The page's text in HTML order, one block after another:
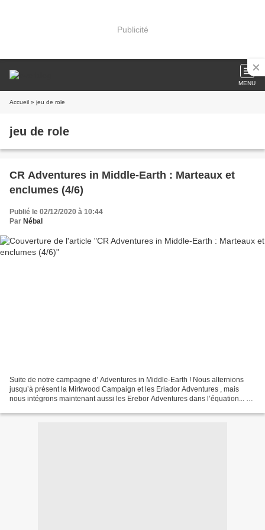
Publicité
MENU
Accueil » jeu de role
jeu de role
CR Adventures in Middle-Earth : Marteaux et
enclumes (4/6)
Publié le 02/12/2020 à 10:44
Par Nébal
Suite de notre campagne d’ Adventures in Middle-Earth ! Nous alternions
jusqu’à présent la Mirkwood Campaign et les Eriador Adventures , mais
nous intégrons maintenant aussi les Erebor Adventures dans l’équation... Si